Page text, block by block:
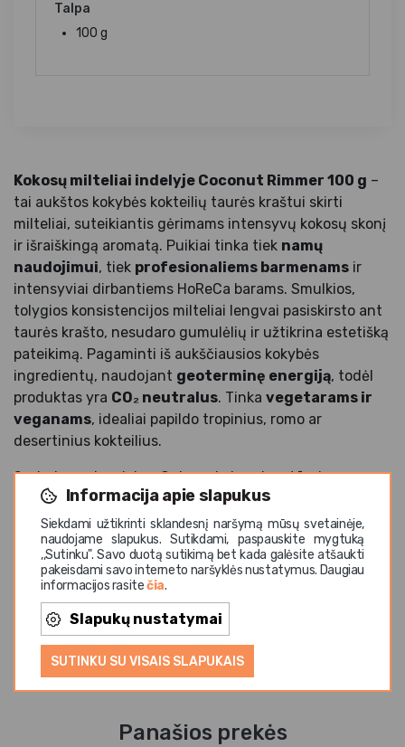
Informacija apie slapukus
Siekdami užtikrinti sklandesnį naršymą mūsų svetainėje,
naudojame slapukus. Sutikdami, paspauskite mygtuką
,,Sutinku". Savo duotą sutikimą bet kada galėsite atšaukti
pakeisdami savo interneto naršyklės nustatymus. Daugiau
informacijos rasitečia.
Slapukų nustatymai
SUTINKU SU VISAIS SLAPUKAIS
Talpa
100 g
Kokosų milteliai indelyje Coconut Rimmer 100 g –
tai aukštos kokybės kokteilių taurės kraštui skirti
milteliai, suteikiantis gėrimams intensyvų kokosų skonį
ir išraiškingą aromatą. Puikiai tinka tiek namų
naudojimui, tiek profesionaliems barmenams ir
intensyviai dirbantiems HoReCa barams. Smulkios,
tolygios konsistencijos milteliai lengvai pasiskirsto ant
taurės krašto, nesudaro gumulėlių ir užtikrina estetišką
pateikimą. Pagaminti iš aukščiausios kokybės
ingredientų, naudojant geoterminę energiją, todėl
produktas yra CO₂ neutralus. Tinka vegetarams ir
veganams, idealiai papildo tropinius, romo ar
desertinius kokteilius.
Sudedamosios dalys: Cukrus, kokosai, natūralus
maistinis dažiklis E162.Laikyti sausoje, sandarioje
pakuotėje. Maistingumas 100 g: Energinė vertė (kcal):
336 Kcal/1405 Kj, riebalų (g): 8; iš kurių sočiųjų riebalų
rūgščių (g): 0; angliavandenių (g): 78, iš kurių cukrų (g):
59; baltymų (g): 2, druskos (g): 0. Geriausias iki datos,
nurodytos ant etiketės.
Panašios prekės